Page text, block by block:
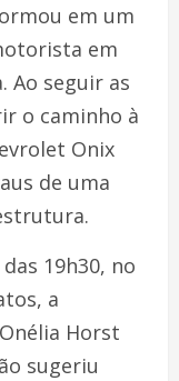
em um
em
Ao seguir as
o caminho à
Onix
de uma
19h30, no
a
Horst
sugeriu